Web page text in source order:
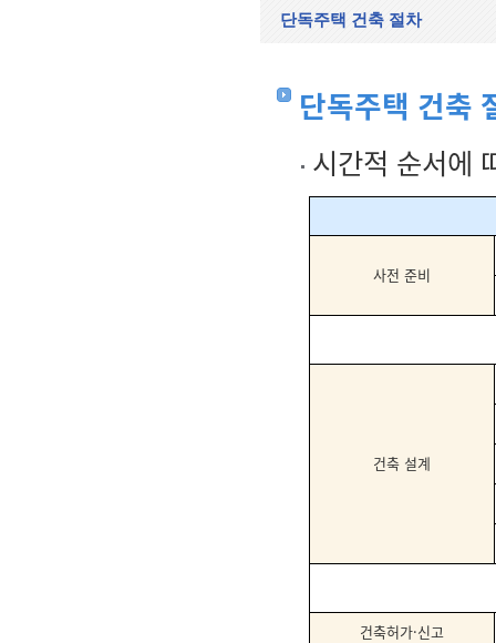
단독주택 건축 절차
단독주택 건축
시간적 순서에
사전 준비
건축 설계
건축허가·신고